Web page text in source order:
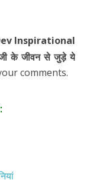
Inspirational
के जीवन से जुड़े ये
comments.